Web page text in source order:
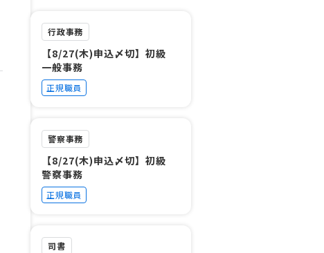
行政事務
【8/27(木)申込〆切】初級
一般事務
正規職員
警察事務
【8/27(木)申込〆切】初級
警察事務
正規職員
司書